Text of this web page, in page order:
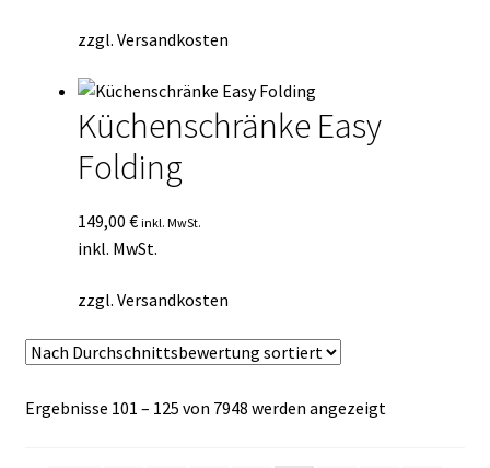
zzgl. Versandkosten
Küchenschränke Easy
Folding
149,00 € inkl. MwSt.
inkl. MwSt.
zzgl. Versandkosten
Ergebnisse 101 – 125 von 7948 werden angezeigtNach